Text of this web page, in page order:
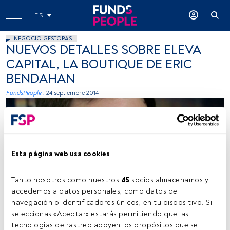
Esta página web usa cookies
Tanto nosotros como nuestros 45 socios almacenamos y
accedemos a datos personales, como datos de
navegación o identificadores únicos, en tu dispositivo. Si
seleccionas «Aceptar» estarás permitiendo que las
tecnologías de rastreo apoyen los propósitos que se
ES
NEGOCIO GESTORAS
NUEVOS DETALLES SOBRE ELEVA
CAPITAL, LA BOUTIQUE DE ERIC
BENDAHAN
FundsPeople . 24 septiembre 2014
Cedida
Tiempo lectura: 1 min.